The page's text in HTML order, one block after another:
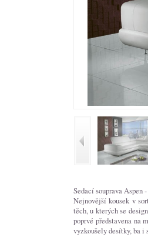
Sedací souprava Aspen
Nejnovější kousek v
těch, u kterých se
poprvé představena na
vyzkoušely desítky, ba i